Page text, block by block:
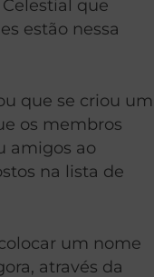
que
estão nessa
que se criou um
os membros
amigos ao
na lista de
um nome
através da